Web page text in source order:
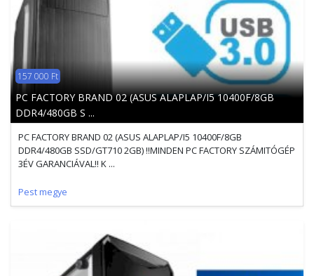
157 000 Ft
PC FACTORY BRAND 02 (ASUS ALAPLAP/I5 10400F/8GB
DDR4/480GB S ...
PC FACTORY BRAND 02 (ASUS ALAPLAP/I5 10400F/8GB
DDR4/480GB SSD/GT710 2GB) !!MINDEN PC FACTORY SZÁMITÓGÉP
3ÉV GARANCIÁVAL!! K ...
Pest megye